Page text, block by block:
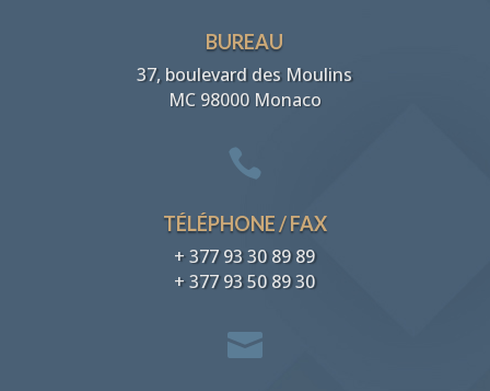
BUREAU
37, boulevard des Moulins
MC 98000 Monaco

TÉLÉPHONE / FAX
+ 377 93 30 89 89
+ 377 93 50 89 30
